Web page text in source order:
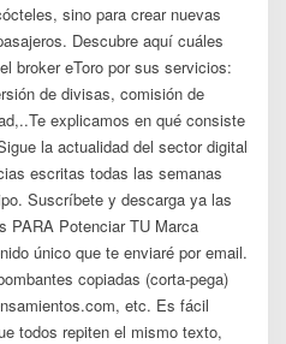
sino para crear nuevas
Descubre aquí cuáles
broker eToro por sus servicios:
de divisas, comisión de
explicamos en qué consiste
la actualidad del sector digital
escritas todas las semanas
Suscríbete y descarga ya las
PARA Potenciar TU Marca
único que te enviaré por email.
copiadas (corta-pega)
etc. Es fácil
todos repiten el mismo texto,